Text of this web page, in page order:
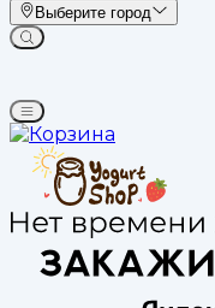
Выберите город